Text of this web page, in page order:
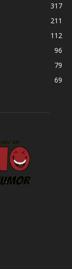
317
211
112
96
79
69